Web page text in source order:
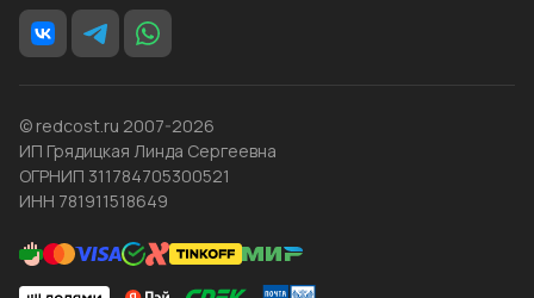
© redcost.ru 2007-2026
ИП Грядицкая Линда Сергеевна
ОГРНИП 311784705300521
ИНН 781911518649